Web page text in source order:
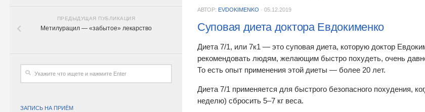
АВТОР: EVDOKIMENKO · 05.12.2019
Суповая диета доктора Евдокименко
Диета 7/1, или 7к1 — это суповая диета, которую доктор
рекомендовать людям, желающим быстро похудеть, очень
То есть опыт применения этой диеты — более 20 лет.
Диета 7/1 применяется для быстрого безопасного похудения,
неделю) сбросить 5–7 кг веса.
ПРЕДЫДУЩАЯ ПУБЛИКАЦИЯ
Метилурацил — «забытое» лекарство
ЗАПИСЬ НА ПРИЁМ